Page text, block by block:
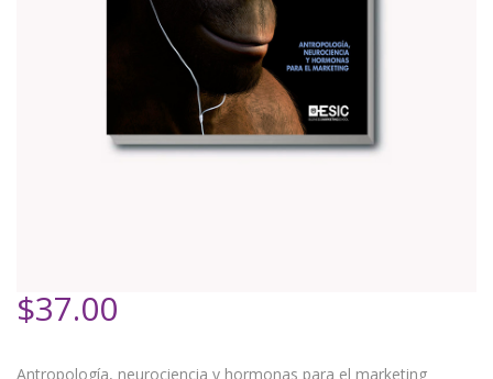
$37.00
Antropología, neurociencia y hormonas para el marketing